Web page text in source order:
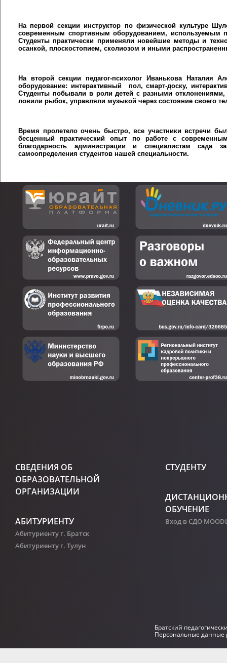
На первой секции инструктор по физической культуре
современным спортивным оборудованием,
Студенты практически применяли новейшие методы и
осанкой, плоскостопием, сколиозом и иными
На второй секции педагог-психолог Иванькова Наталия
оборудование: интерактивный пол, смарт-доску,
Студенты побывали в роли детей с разными
ловили рыбок, управляли музыкой через состояние своего
Время пролетело очень быстро, все участники встречи
бесценный практический опыт по работе с
благодарность администрации и специалистам сада
самоопределения студентов нашей специальности.
СВЕДЕНИЯ ОБ
ОБРАЗОВАТЕЛЬНОЙ
ОРГАНИЗАЦИИ
АБИТУРИЕНТУ
Абитуриенту г. Братск
Абитуриенту г. Тулун
СТУДЕНТУ
ОБУЧЕНИЕ
Вход в СДО
Братский
Персональные данные